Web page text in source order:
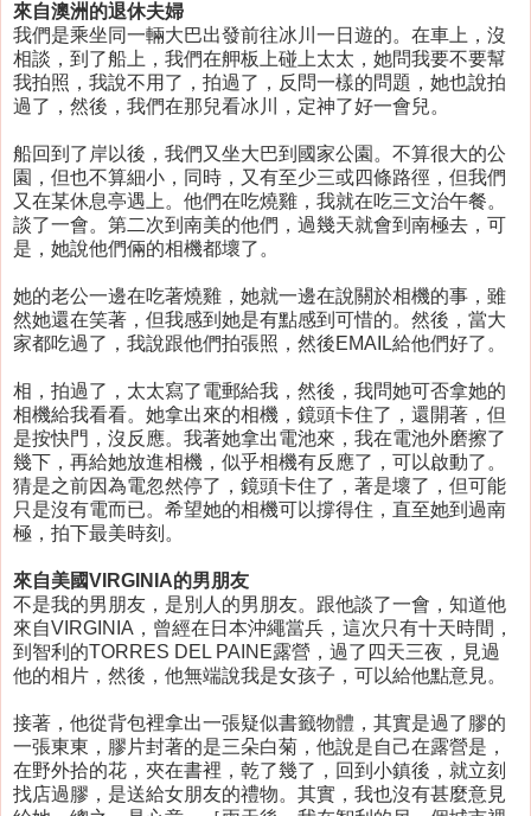
來自澳洲的退休夫婦
我們是乘坐同一輛大巴出發前往冰川一日遊的。在車上，沒
相談，到了船上，我們在舺板上碰上太太，她問我要不要幫
我拍照，我說不用了，拍過了，反問一樣的問題，她也說拍
過了，然後，我們在那兒看冰川，定神了好一會兒。
船回到了岸以後，我們又坐大巴到國家公園。不算很大的公
園，但也不算細小，同時，又有至少三或四條路徑，但我們
又在某休息亭遇上。他們在吃燒雞，我就在吃三文治午餐。
談了一會。第二次到南美的他們，過幾天就會到南極去，可
是，她說他們倆的相機都壞了。
她的老公一邊在吃著燒雞，她就一邊在說關於相機的事，雖
然她還在笑著，但我感到她是有點感到可惜的。然後，當大
家都吃過了，我說跟他們拍張照，然後EMAIL給他們好了。
相，拍過了，太太寫了電郵給我，然後，我問她可否拿她的
相機給我看看。她拿出來的相機，鏡頭卡住了，還開著，但
是按快門，沒反應。我著她拿出電池來，我在電池外磨擦了
幾下，再給她放進相機，似乎相機有反應了，可以啟動了。
猜是之前因為電忽然停了，鏡頭卡住了，著是壞了，但可能
只是沒有電而已。希望她的相機可以撐得住，直至她到過南
極，拍下最美時刻。
來自美國VIRGINIA的男朋友
不是我的男朋友，是別人的男朋友。跟他談了一會，知道他
來自VIRGINIA，曾經在日本沖繩當兵，這次只有十天時間，
到智利的TORRES DEL PAINE露營，過了四天三夜，見過
他的相片，然後，他無端說我是女孩子，可以給他點意見。
接著，他從背包裡拿出一張疑似書籤物體，其實是過了膠的
一張東東，膠片封著的是三朵白菊，他說是自己在露營是，
在野外拾的花，夾在書裡，乾了幾了，回到小鎮後，就立刻
找店過膠，是送給女朋友的禮物。其實，我也沒有甚麼意見